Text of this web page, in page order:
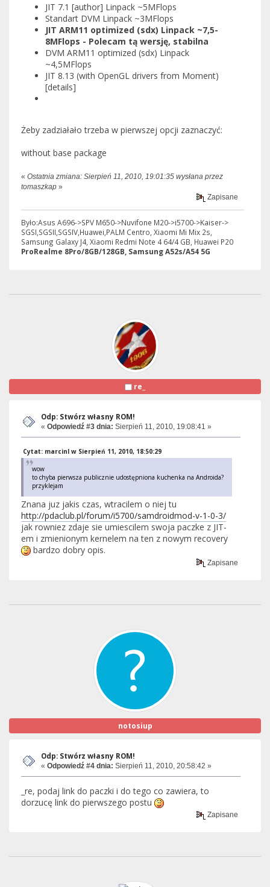
JIT 7.1 [author] Linpack ~5MFlops
Standart DVM Linpack ~3MFlops
JIT ARM11 optimized (sdx) Linpack ~7,5-
8MFlops - Polecam tą wersję, stabilna
DVM ARM11 optimized (sdx) Linpack
~4,5MFlops
JIT 8.13 (with OpenGL drivers from Moment)
[details]
Żeby zadziałało trzeba w pierwszej opcji zaznaczyć:
without base package
« Ostatnia zmiana: Sierpień 11, 2010, 19:01:35 wysłana przez
tomaszkap »
Zapisane
Było:Asus A696->SPV M650->Nuvifone M20->i5700->Kaiser->
SGSI,SGSII,SGSIV,Huawei,PALM Centro, Xiaomi Mi Mix 2s,
Samsung Galaxy J4, Xiaomi Redmi Note 4 64/4 GB, Huawei P20
ProRealme 8Pro/8GB/128GB, Samsung A52s/A54 5G
re_
Odp: Stwórz własny ROM!
« Odpowiedź #3 dnia: Sierpień 11, 2010, 19:08:41 »
Cytat: marcinl w Sierpień 11, 2010, 18:50:29
wow
to chyba pierwsza publicznie udostępniona kuchenka na Androida?
przyklejam
Znana juz jakis czas, wtracilem o niej tu
http://pdaclub.pl/forum/i5700/samdroidmod-v-1-0-3/
jak rowniez zdaje sie umiescilem swoja paczke z JIT-
em i zmienionym kernelem na ten z nowym recovery
bardzo dobry opis.
Zapisane
notosiup
Odp: Stwórz własny ROM!
« Odpowiedź #4 dnia: Sierpień 11, 2010, 20:58:42 »
_re, podaj link do paczki i do tego co zawiera, to
dorzucę link do pierwszego postu
Zapisane